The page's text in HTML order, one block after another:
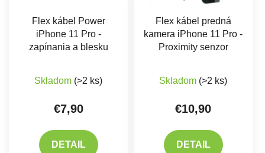
Flex kábel Power
iPhone 11 Pro -
zapínania a blesku
Skladom (>2 ks)
€7,90
DETAIL
Flex kábel predná
kamera iPhone 11 Pro -
Proximity senzor
Skladom (>2 ks)
€10,90
DETAIL